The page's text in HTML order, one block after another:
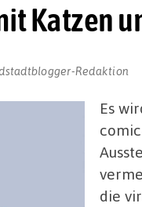
Katzen
Redaktion
Es
die